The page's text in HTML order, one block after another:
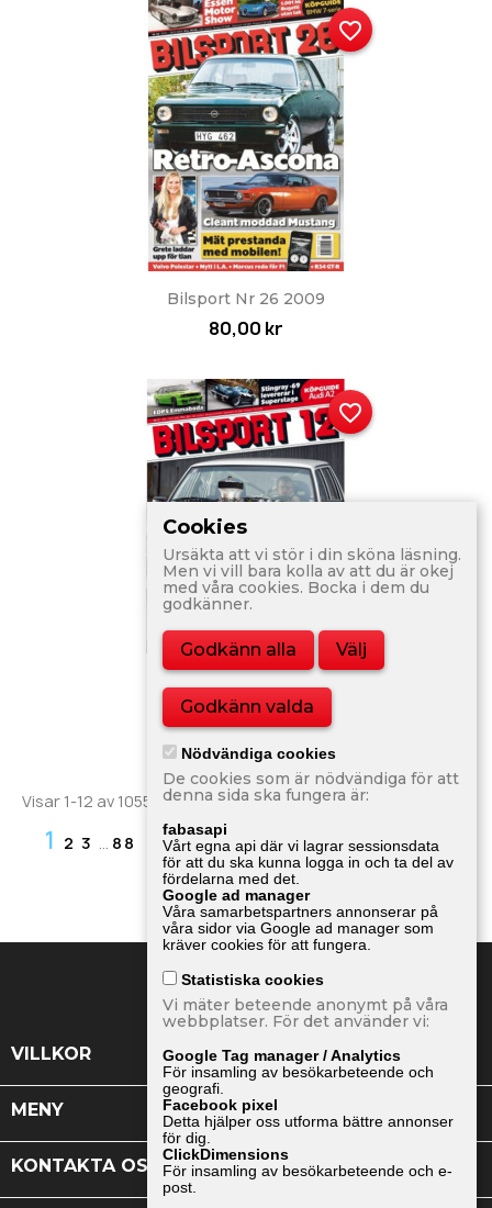
Bilsport Nr 26 2009
80,00 kr
favorite_border
80,00 kr
favorite_border
Visar 1-12 av 1055 objekt
1 2 3 88 Nästa
Tillbaka till toppen 
VILLKOR
MENY
KONTAKTA OSS 
Cookies
Ursäkta att vi stör i din sköna läsning.
Men vi vill bara kolla av att du är okej
med våra cookies. Bocka i dem du
godkänner.
Godkänn alla Välj
Godkänn valda
Nödvändiga cookies
De cookies som är nödvändiga för att
denna sida ska fungera är:
fabasapi
Vårt egna api där vi lagrar sessionsdata
för att du ska kunna logga in och ta del av
fördelarna med det.
Google ad manager
Våra samarbetspartners annonserar på
våra sidor via Google ad manager som
kräver cookies för att fungera.
Statistiska cookies
Vi mäter beteende anonymt på våra
webbplatser. För det använder vi:
Google Tag manager / Analytics
För insamling av besökarbeteende och
geografi.
Facebook pixel
Detta hjälper oss utforma bättre annonser
för dig.
ClickDimensions
För insamling av besökarbeteende och e-
post.